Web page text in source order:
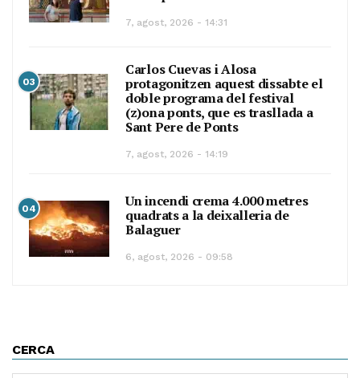
7, agost, 2026 - 14:31
03
Carlos Cuevas i Alosa
protagonitzen aquest dissabte el
doble programa del festival
(z)ona ponts, que es trasllada a
Sant Pere de Ponts
7, agost, 2026 - 14:19
04
Un incendi crema 4.000 metres
quadrats a la deixalleria de
Balaguer
6, agost, 2026 - 09:58
CERCA